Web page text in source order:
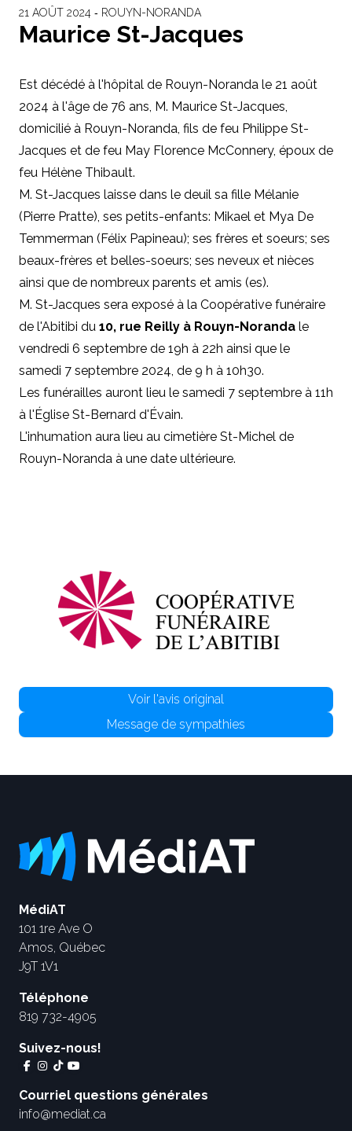
21 AOÛT 2024 ‐ ROUYN-NORANDA
Maurice St-Jacques
Est décédé à l'hôpital de Rouyn-Noranda le 21 août
2024 à l'âge de 76 ans, M. Maurice St-Jacques,
domicilié à Rouyn-Noranda, fils de feu Philippe St-
Jacques et de feu May Florence McConnery, époux de
feu Hélène Thibault.
M. St-Jacques laisse dans le deuil sa fille Mélanie
(Pierre Pratte), ses petits-enfants: Mikael et Mya De
Temmerman (Félix Papineau); ses frères et soeurs; ses
beaux-frères et belles-soeurs; ses neveux et nièces
ainsi que de nombreux parents et amis (es).
M. St-Jacques sera exposé à la Coopérative funéraire
de l'Abitibi du 10, rue Reilly à Rouyn-Noranda le
vendredi 6 septembre de 19h à 22h ainsi que le
samedi 7 septembre 2024, de 9 h à 10h30.
Les funérailles auront lieu le samedi 7 septembre à 11h
à l'Église St-Bernard d'Évain.
L'inhumation aura lieu au cimetière St-Michel de
Rouyn-Noranda à une date ultérieure.
Voir l'avis original
Message de sympathies
MédiAT
101 1re Ave O
Amos, Québec
J9T 1V1
Téléphone
819 732-4905
Suivez-nous!
Courriel questions générales
info@mediat.ca